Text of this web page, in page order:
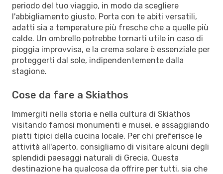
periodo del tuo viaggio, in modo da scegliere
l'abbigliamento giusto. Porta con te abiti versatili,
adatti sia a temperature più fresche che a quelle più
calde. Un ombrello potrebbe tornarti utile in caso di
pioggia improvvisa, e la crema solare è essenziale per
proteggerti dal sole, indipendentemente dalla
stagione.
Cose da fare a Skiathos
Immergiti nella storia e nella cultura di Skiathos
visitando famosi monumenti e musei, e assaggiando
piatti tipici della cucina locale. Per chi preferisce le
attività all'aperto, consigliamo di visitare alcuni degli
splendidi paesaggi naturali di Grecia. Questa
destinazione ha qualcosa da offrire per tutti, sia che